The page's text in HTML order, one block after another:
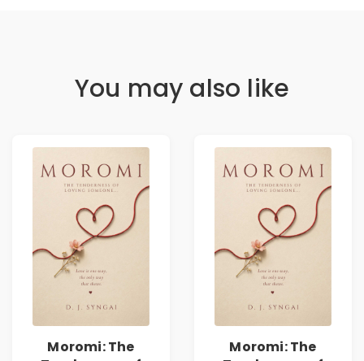
You may also like
Moromi: The
Moromi: The